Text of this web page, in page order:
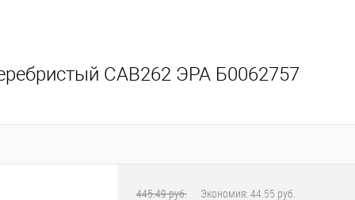
и комплектующие, бытовая химия
для склада Ретро-электрика
САВ262 ЭРА Б0062757
445.49 руб. Экономия: 44.55 руб.